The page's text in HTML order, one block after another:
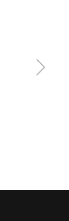
Next